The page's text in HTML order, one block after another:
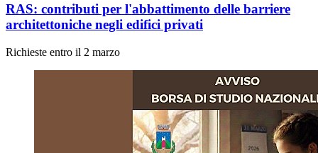
RAS: contributi per l'abbattimento delle barriere
architettoniche negli edifici privati
Richieste entro il 2 marzo